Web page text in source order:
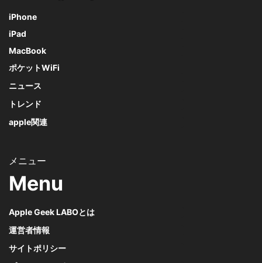
iPhone
iPad
MacBook
ポケットWiFi
ニュース
トレンド
apple関連
Menu
Apple Geek LABOとは
運営者情報
サイトポリシー